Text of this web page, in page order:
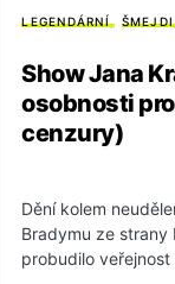
LEGENDÁRNÍ ŠMEJDI
Show Jana
osobnosti
cenzury)
Dění kolem
Bradymu ze strany
probudilo